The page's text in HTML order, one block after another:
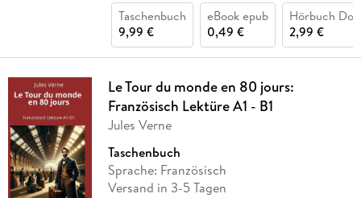
Taschenbuch
9,99 €
eBook epub
0,49 €
Hörbuch
2,99 €
Le Tour du monde en 80 jours:
Französisch Lektüre A1 - B1
Jules Verne
Taschenbuch
Sprache: Französisch
Versand in 3-5 Tagen